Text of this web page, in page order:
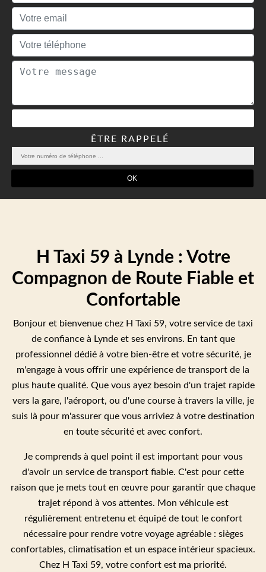
ÊTRE RAPPELÉ
H Taxi 59 à Lynde : Votre
Compagnon de Route Fiable et
Confortable
Bonjour et bienvenue chez H Taxi 59, votre service de taxi
de confiance à Lynde et ses environs. En tant que
professionnel dédié à votre bien-être et votre sécurité, je
m'engage à vous offrir une expérience de transport de la
plus haute qualité. Que vous ayez besoin d'un trajet rapide
vers la gare, l'aéroport, ou d'une course à travers la ville, je
suis là pour m'assurer que vous arriviez à votre destination
en toute sécurité et avec confort.
Je comprends à quel point il est important pour vous
d'avoir un service de transport fiable. C'est pour cette
raison que je mets tout en œuvre pour garantir que chaque
trajet répond à vos attentes. Mon véhicule est
régulièrement entretenu et équipé de tout le confort
nécessaire pour rendre votre voyage agréable : sièges
confortables, climatisation et un espace intérieur spacieux.
Chez H Taxi 59, votre confort est ma priorité.